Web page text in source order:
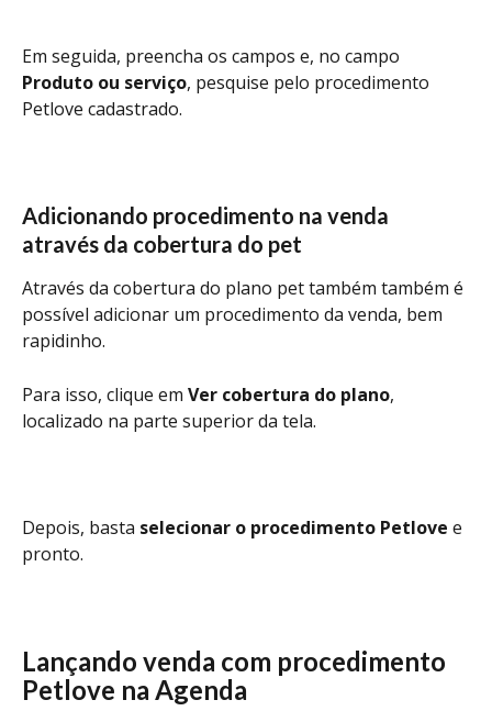
Em seguida, preencha os campos e, no campo
Produto ou serviço, pesquise pelo procedimento
Petlove cadastrado.
Adicionando procedimento na venda
através da cobertura do pet
Através da cobertura do plano pet também também é
possível adicionar um procedimento da venda, bem
rapidinho.
Para isso, clique em Ver cobertura do plano,
localizado na parte superior da tela.
Depois, basta selecionar o procedimento Petlove e
pronto.
Lançando venda com procedimento
Petlove na Agenda